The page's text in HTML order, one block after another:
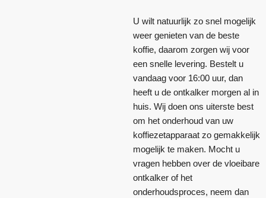
U wilt natuurlijk zo snel mogelijk
weer genieten van de beste
koffie, daarom zorgen wij voor
een snelle levering. Bestelt u
vandaag voor 16:00 uur, dan
heeft u de ontkalker morgen al in
huis. Wij doen ons uiterste best
om het onderhoud van uw
koffiezetapparaat zo gemakkelijk
mogelijk te maken. Mocht u
vragen hebben over de vloeibare
ontkalker of het
onderhoudsproces, neem dan